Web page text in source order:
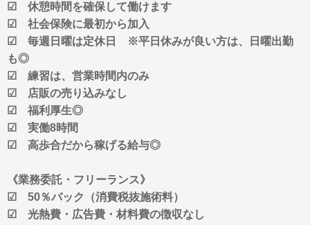
☑ 休憩時間を確保して働けます
☑ 社会保険に最初から加入
☑ 毎週日曜は定休日 ※平日休みが良い方は、日曜出勤
も◎
☑ 練習は、営業時間内のみ
☑ 店販の売り込みなし
☑ 福利厚生◎
☑ 実働8時間
☑ 高歩合だから稼げる給与◎
《業務委託・フリーランス》
☑ 50％バック（消費税抜施術料）
☑ 光熱費・広告費・材料費の徴収なし